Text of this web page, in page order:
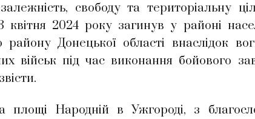
свободу та територіальну
2024 року загинув у районі
Донецької області внаслідок
військ під час виконання бойового
Народній в Ужгороді, з